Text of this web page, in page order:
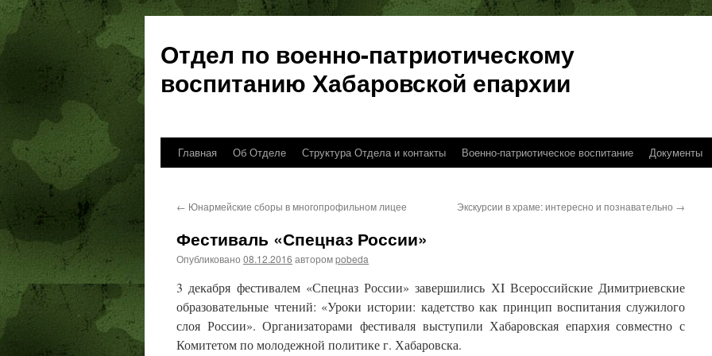
Отдел по военно-патриотическому
воспитанию Хабаровской епархии
Перейти
содержимому
Главная Об Отделе Структура Отдела и контакты Военно-патриотическое воспитание Документы
← Юнармейские сборы в многопрофильном лицее Экскурсии в храме: интересно и познавательно →
Фестиваль «Спецназ России»
Опубликовано 08.12.2016 авторомpobeda
3 декабря фестивалем «Спецназ России» завершились ХI Всероссийские Димитриевские
образовательные чтений: «Уроки истории: кадетство как принцип воспитания служилого
слоя России». Организаторами фестиваля выступили Хабаровская епархия совместно с
Комитетом по молодежной политике г. Хабаровска.